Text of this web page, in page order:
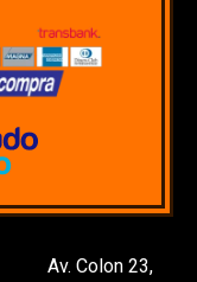
Av. Colon 23,